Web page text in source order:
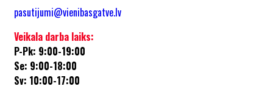
pasutijumi@vienibasgatve.lv
Veikala darba laiks:
P-Pk: 9:00-19:00
Se: 9:00-18:00
Sv: 10:00-17:00